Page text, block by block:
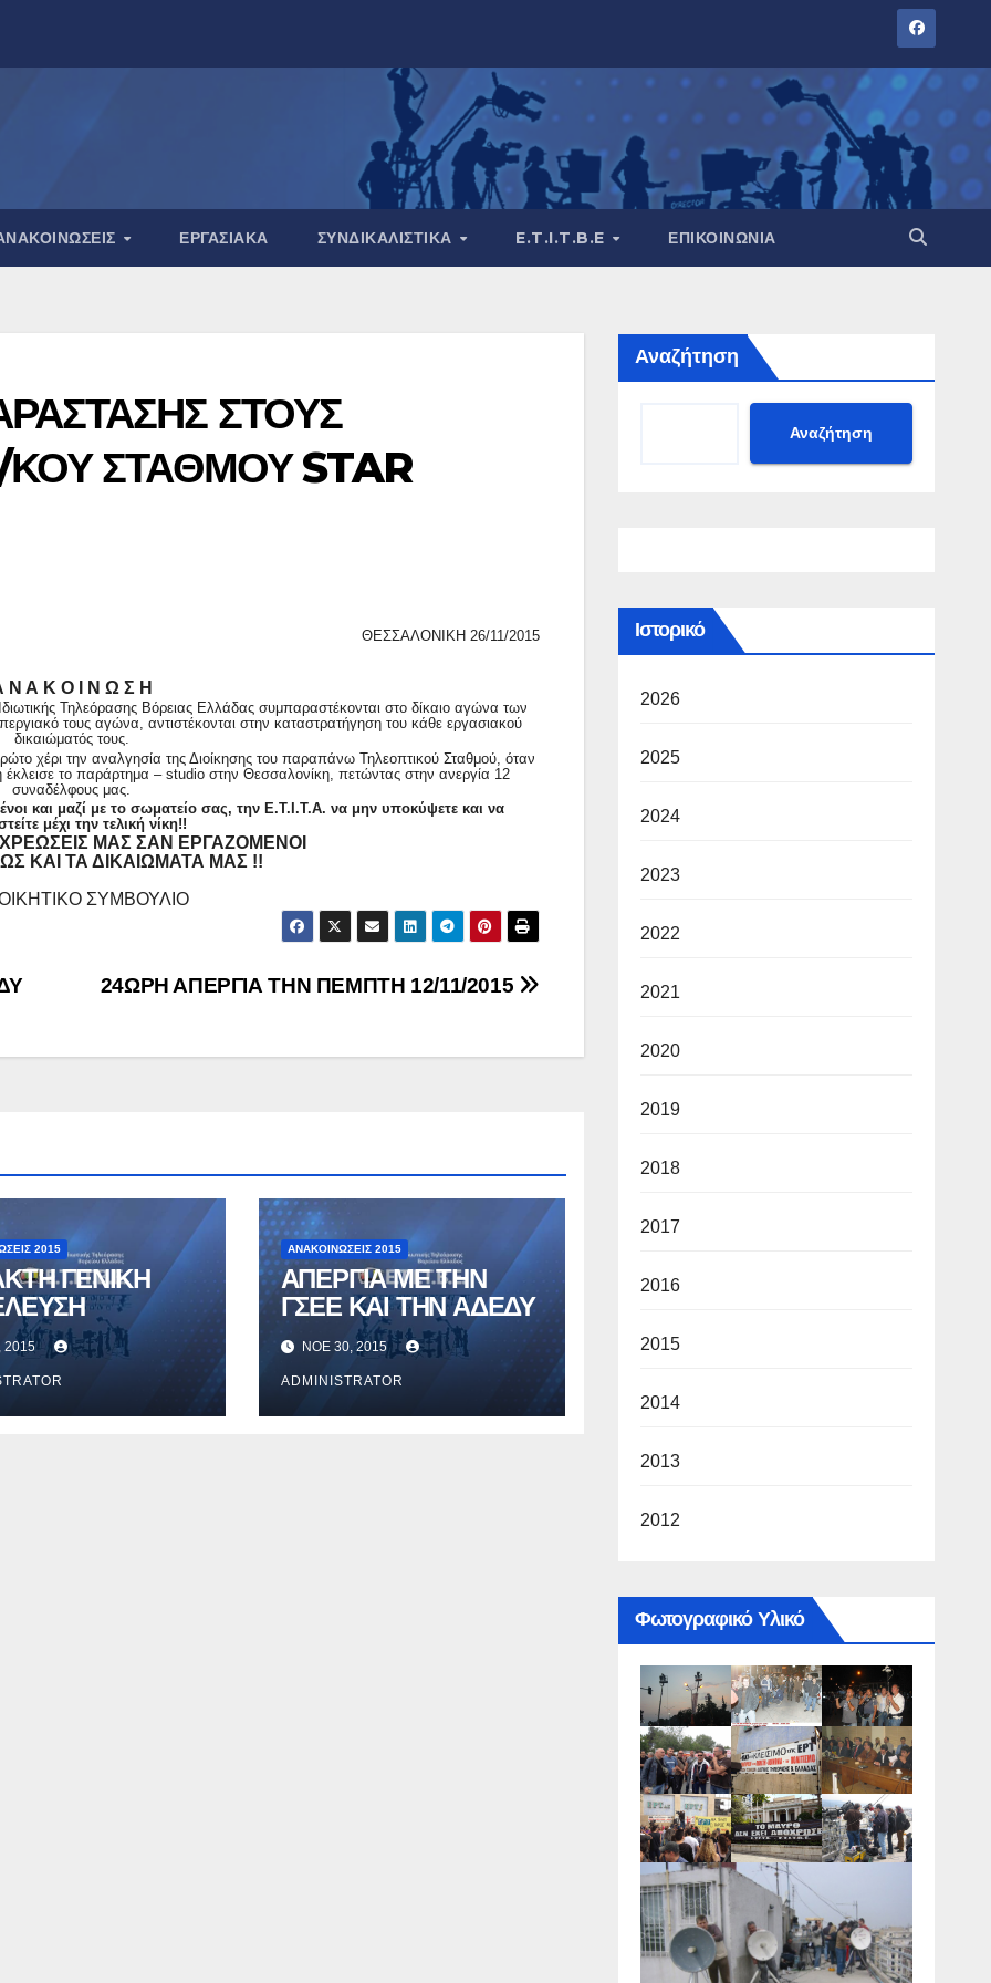
ΕΡΓΑΣΙΑΚΆ ΣΥΝΔΙΚΑΛΙΣΤΙΚΆ E.T.I.T.B.E ΕΠΙΚΟΙΝΩΝΊΑ
ΣΤΟΥΣ
ΣΤΑΘΜΟΥ STAR
ΘΕΣΣΑΛΟΝΙΚΗ 26/11/2015
Ν Α Κ Ο Ι Ν Ω Σ Η
Τηλεόρασης Βόρειας Ελλάδας συμπαραστέκονται στο δίκαιο αγώνα των
τους αγώνα, αντιστέκονται στην καταστρατήγηση του κάθε εργασιακού
δικαιώματός τους.
χέρι την αναλγησία της Διοίκησης του παραπάνω Τηλεοπτικού Σταθμού, όταν
έκλεισε το παράρτημα – studio στην Θεσσαλονίκη, πετώντας στην ανεργία 12
συναδέλφους μας.
και μαζί με το σωματείο σας, την Ε.Τ.Ι.Τ.Α. να μην υποκύψετε και να
μέχι την τελική νίκη!!
ΜΑΣ ΣΑΝ ΕΡΓΑΖΟΜΕΝΟΙ
ΚΑΙ ΤΑ ΔΙΚΑΙΩΜΑΤΑ ΜΑΣ !!
ΣΥΜΒΟΥΛΙΟ
24ΩΡΗ ΑΠΕΡΓΙΑ ΤΗΝ ΠΕΜΠΤΗ 12/11/2015
2015
ΓΕΝΙΚΗ
2015
ΑΝΑΚΟΙΝΏΣΕΙΣ 2015
ΑΠΕΡΓΙΑ ΜΕ ΤΗΝ
ΓΣΕΕ ΚΑΙ ΤΗΝ ΑΔΕΔΥ
ΝΟΈ 30, 2015
ADMINISTRATOR
Αναζήτηση
Αναζήτηση
Ιστορικό
2026
2025
2024
2023
2022
2021
2020
2019
2018
2017
2016
2015
2014
2013
2012
Φωτογραφικό Υλικό